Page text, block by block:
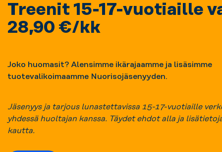
Treenit 15-17-vuotiaille
28,90 €/kk
Joko huomasit? Alensimme ikärajaamme ja lisäsimme
tuotevalikoimaamme Nuorisojäsenyyden.
Jäsenyys ja tarjous lunastettavissa 15-17-vuotiaille
yhdessä huoltajan kanssa. Täydet ehdot alla ja
kautta.